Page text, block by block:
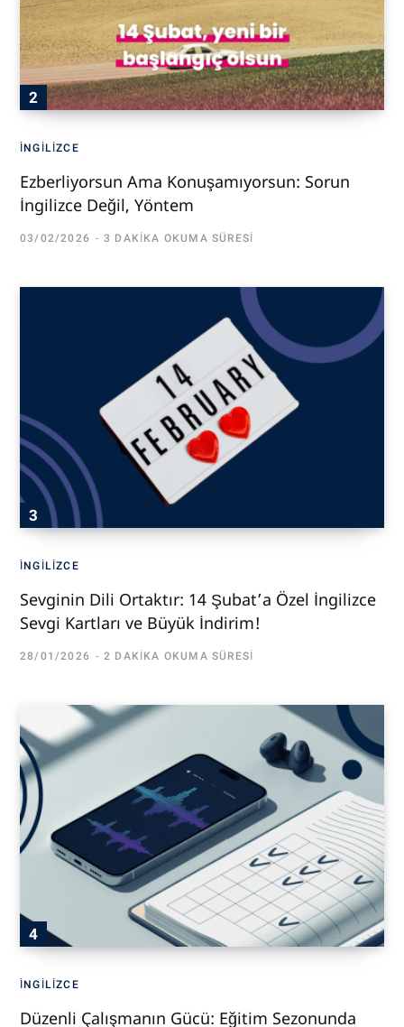
İNGILIZCE
Ezberliyorsun Ama Konuşamıyorsun: Sorun
İngilizce Değil, Yöntem
03/02/2026 3 DAKIKA OKUMA SÜRESI
İNGILIZCE
Sevginin Dili Ortaktır: 14 Şubat’a Özel İngilizce
Sevgi Kartları ve Büyük İndirim!
28/01/2026 2 DAKIKA OKUMA SÜRESI
İNGILIZCE
Düzenli Çalışmanın Gücü: Eğitim Sezonunda